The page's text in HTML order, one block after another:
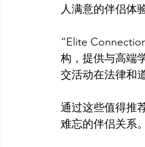
人满意的伴侣体验
“Elite
构，提供与高端
交活动在法律和
通过这些值得推